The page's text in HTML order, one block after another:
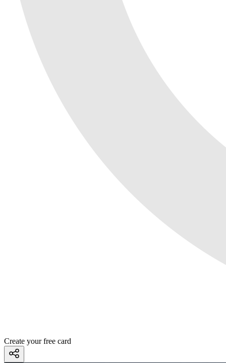
Create your free card